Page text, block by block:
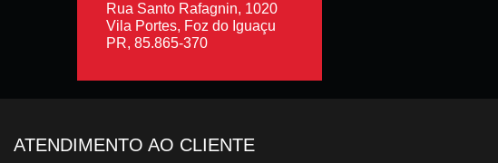
Rua Santo Rafagnin, 1020
Vila Portes, Foz do Iguaçu
PR, 85.865-370
ATENDIMENTO AO CLIENTE